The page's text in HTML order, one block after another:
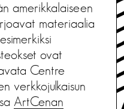
amerikkalaiseen
materiaalia
ovat
Centre
verkkojulkaisun
ArtCenan